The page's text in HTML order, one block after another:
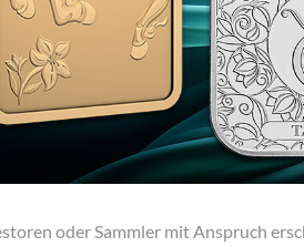
oder Sammler mit Anspruch